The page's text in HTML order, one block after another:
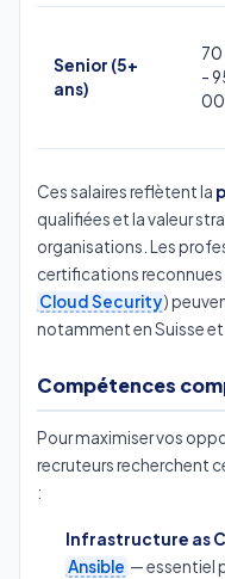
Senior (5+
ans)
-
Ces salaires reflètent la
qualifiées et la valeur
organisations. Les
certifications reconnues
Cloud Security)
notamment en Suisse et
Compétences
Pour maximiser vos
recruteurs recherchent
:
Infrastructure as
Ansible — essentiel